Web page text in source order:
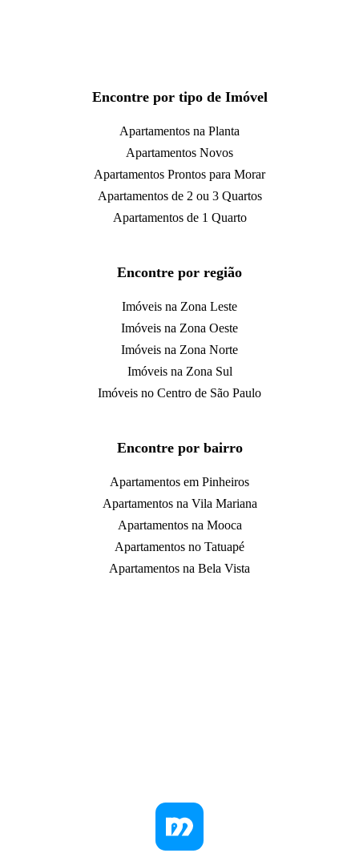
Encontre por tipo de Imóvel
Apartamentos na Planta
Apartamentos Novos
Apartamentos Prontos para Morar
Apartamentos de 2 ou 3 Quartos
Apartamentos de 1 Quarto
Encontre por região
Imóveis na Zona Leste
Imóveis na Zona Oeste
Imóveis na Zona Norte
Imóveis na Zona Sul
Imóveis no Centro de São Paulo
Encontre por bairro
Apartamentos em Pinheiros
Apartamentos na Vila Mariana
Apartamentos na Mooca
Apartamentos no Tatuapé
Apartamentos na Bela Vista